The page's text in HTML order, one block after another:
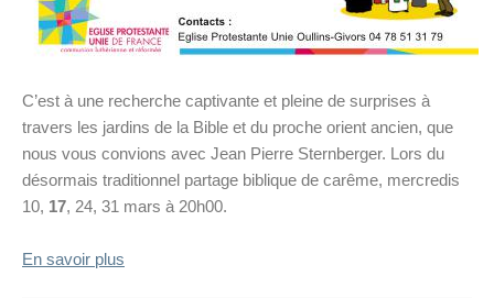
C’est à une recherche captivante et pleine de surprises à
travers les jardins de la Bible et du proche orient ancien, que
nous vous convions avec Jean Pierre Sternberger. Lors du
désormais traditionnel partage biblique de carême, mercredis
10, 17, 24, 31 mars à 20h00.
En savoir plus